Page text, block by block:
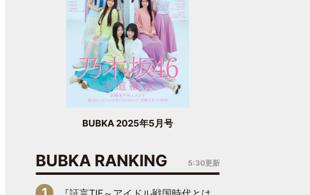
BUBKA 2025年5月号
BUBKA RANKING 5:30更新